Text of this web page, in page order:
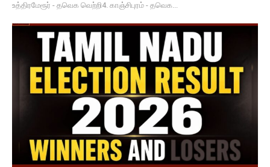
உத்திரமேரூர் - தவெக வெற்றி4. காஞ்சிபுரம் - தவெக...